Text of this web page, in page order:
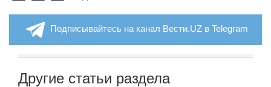
Подписывайтесь на канал Вести.UZ в Telegram
Другие статьи раздела